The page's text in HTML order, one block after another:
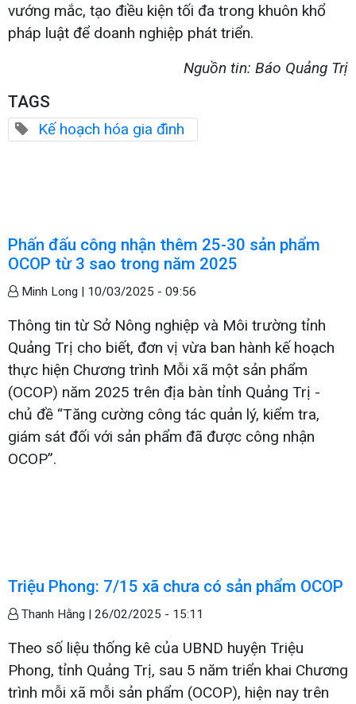
vướng mắc, tạo điều kiện tối đa trong khuôn khổ
pháp luật để doanh nghiệp phát triển.
Nguồn tin: Báo Quảng Trị
TAGS
Kế hoạch hóa gia đình
Phấn đấu công nhận thêm 25-30 sản phẩm
OCOP từ 3 sao trong năm 2025
Minh Long | 10/03/2025 - 09:56
Thông tin từ Sở Nông nghiệp và Môi trường tỉnh
Quảng Trị cho biết, đơn vị vừa ban hành kế hoạch
thực hiện Chương trình Mỗi xã một sản phẩm
(OCOP) năm 2025 trên địa bàn tỉnh Quảng Trị -
chủ đề “Tăng cường công tác quản lý, kiểm tra,
giám sát đối với sản phẩm đã được công nhận
OCOP”.
Triệu Phong: 7/15 xã chưa có sản phẩm OCOP
Thanh Hằng | 26/02/2025 - 15:11
Theo số liệu thống kê của UBND huyện Triệu
Phong, tỉnh Quảng Trị, sau 5 năm triển khai Chương
trình mỗi xã mỗi sản phẩm (OCOP), hiện nay trên